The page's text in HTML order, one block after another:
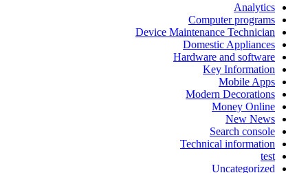
Analytics
Computer programs
Device Maintenance Technician
Domestic Appliances
Hardware and software
Key Information
Mobile Apps
Modern Decorations
Money Online
New News
Search console
Technical information
test
Uncategorized